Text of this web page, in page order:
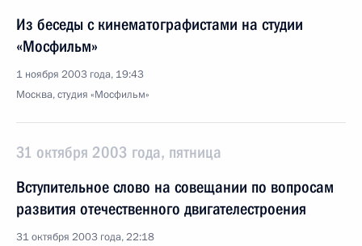
Из беседы с кинематографистами на студии
«Мосфильм»
1 ноября 2003 года, 19:43
Москва, студия «Мосфильм»
31 октября 2003 года, пятница
Вступительное слово на совещании по вопросам
развития отечественного двигателестроения
31 октября 2003 года, 22:18